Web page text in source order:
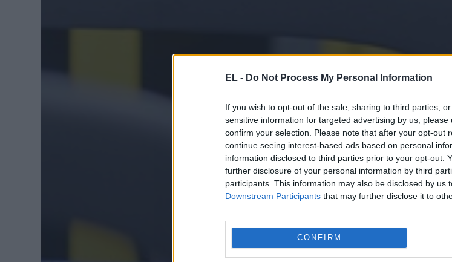
EL - Do Not Process My Personal Information
If you wish to opt-out of the sale, sharing to third parties,
sensitive information for targeted advertising by us,
confirm your selection. Please note that after your opt-out
continue seeing interest-based ads based on personal
information disclosed to third parties prior to your opt-out.
further disclosure of your personal information by third
participants. This information may also be disclosed by us
Downstream Participants that may further disclose it to
CONFIRM